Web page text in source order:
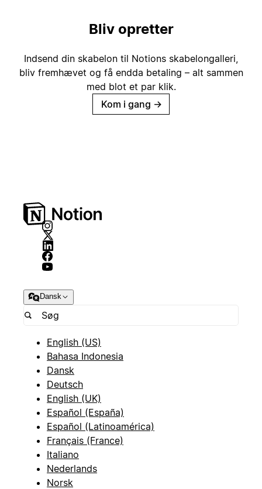
Bliv opretter
Indsend din skabelon til Notions skabelongalleri,
bliv fremhævet og få endda betaling – alt sammen
med blot et par klik.
Kom i gang →
Dansk
English (US)
Bahasa Indonesia
Dansk
Deutsch
English (UK)
Español (España)
Español (Latinoamérica)
Français (France)
Italiano
Nederlands
Norsk